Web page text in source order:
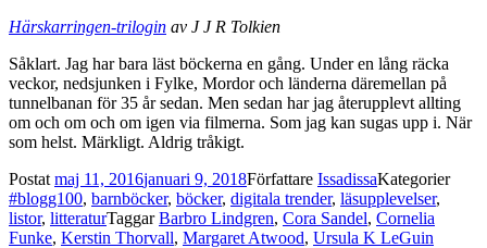
Härskarringen-trilogin av J J R Tolkien
Såklart. Jag har bara läst böckerna en gång. Under en lång räcka
veckor, nedsjunken i Fylke, Mordor och länderna däremellan på
tunnelbanan för 35 år sedan. Men sedan har jag återupplevt allting
om och om och om igen via filmerna. Som jag kan sugas upp i. När
som helst. Märkligt. Aldrig tråkigt.
Postat maj 11, 2016januari 9, 2018Författare IssadissaKategorier
#blogg100, barnböcker, böcker, digitala trender, läsupplevelser,
listor, litteraturTaggarBarbro Lindgren, Cora Sandel, Cornelia
Funke, Kerstin Thorvall, Margaret Atwood, Ursula K LeGuin